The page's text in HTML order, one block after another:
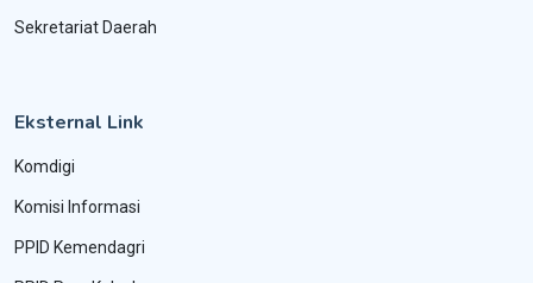
Sekretariat Daerah
Eksternal Link
Komdigi
Komisi Informasi
PPID Kemendagri